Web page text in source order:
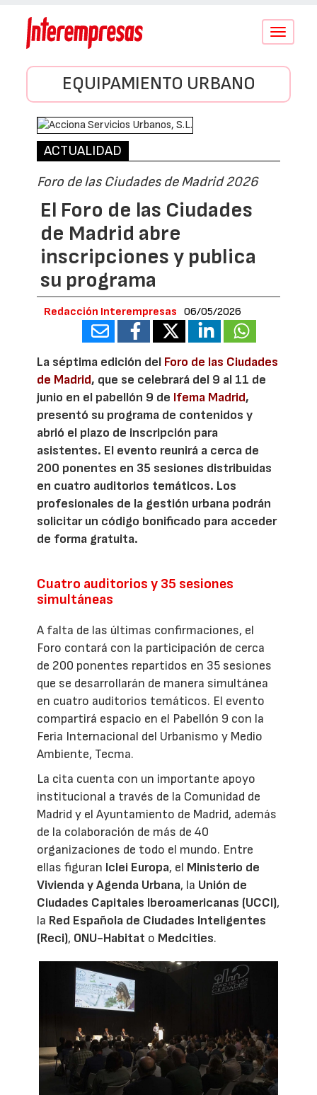
Conmutar
EQUIPAMIENTO URBANO
ACTUALIDAD
Foro de las Ciudades de Madrid 2026
El Foro de las Ciudades
de Madrid abre
inscripciones y publica
su programa
Redacción Interempresas 06/05/2026
La séptima edición del Foro de las Ciudades
de Madrid, que se celebrará del 9 al 11 de
junio en el pabellón 9 de Ifema Madrid,
presentó su programa de contenidos y
abrió el plazo de inscripción para
asistentes. El evento reunirá a cerca de
200 ponentes en 35 sesiones distribuidas
en cuatro auditorios temáticos. Los
profesionales de la gestión urbana podrán
solicitar un código bonificado para acceder
de forma gratuita.
Cuatro auditorios y 35 sesiones
simultáneas
A falta de las últimas confirmaciones, el
Foro contará con la participación de cerca
de 200 ponentes repartidos en 35 sesiones
que se desarrollarán de manera simultánea
en cuatro auditorios temáticos. El evento
compartirá espacio en el Pabellón 9 con la
Feria Internacional del Urbanismo y Medio
Ambiente, Tecma.
La cita cuenta con un importante apoyo
institucional a través de la Comunidad de
Madrid y el Ayuntamiento de Madrid, además
de la colaboración de más de 40
organizaciones de todo el mundo. Entre
ellas figuran Iclei Europa, el Ministerio de
Vivienda y Agenda Urbana, la Unión de
Ciudades Capitales Iberoamericanas (UCCI),
la Red Española de Ciudades Inteligentes
(Reci), ONU-Habitat o Medcities.